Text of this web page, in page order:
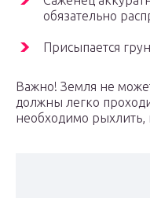
обязательно
Присыпается
Важно! Земля не
должны легко
необходимо рыхлить,